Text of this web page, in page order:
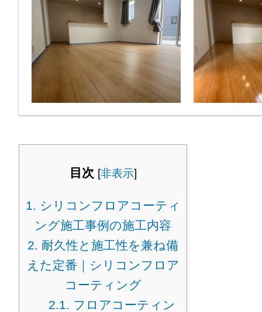
目次 [非表示]
1. シリコンフロアコーティ
ング施工事例の施工内容
2. 耐久性と施工性を兼ね備
えた定番｜シリコンフロア
コーティング
2.1. フロアコーティン